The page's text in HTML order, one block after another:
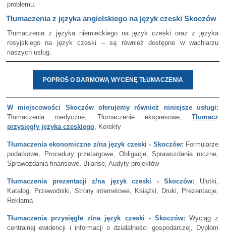
problemu.
Tłumaczenia z języka angielskiego na język czeski Skoczów
Tłumaczenia z języka niemieckiego na język czeski oraz z języka
rosyjskiego na język czeski – są również dostępne w wachlarzu
naszych usług.
POPROŚ O DARMOWĄ WYCENĘ TŁUMACZENIA
W miejscowości Skoczów oferujemy również niniejsze usługi:
Tłumaczenia medyczne, Tłumaczenie ekspresowe, Tłumacz
przysięgły języka czeskiego, Korekty
Tłumaczenia ekonomiczne z/na język czeski - Skoczów: Formularze
podatkowe, Procedury przetargowe, Obligacje, Sprawozdania roczne,
Sprawozdania finansowe, Bilanse, Audyty projektów
Tłumaczenia prezentacji z/na język czeski - Skoczów: Ulotki,
Katalog, Przewodniki, Strony internetowe, Książki, Druki, Prezentacje,
Reklama
Tłumaczenia przysięgłe z/na język czeski - Skoczów: Wyciąg z
centralnej ewidencji i informacji o działalności gospodarczej, Dyplom